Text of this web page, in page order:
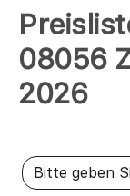
08056
2026